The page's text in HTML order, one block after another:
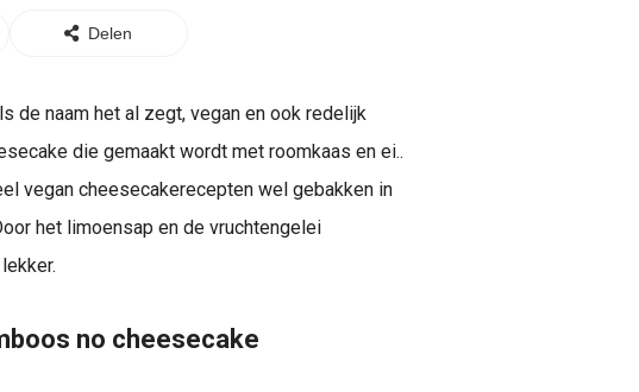
Delen
de naam het al zegt, vegan en ook redelijk
die gemaakt wordt met roomkaas en ei..
vegan cheesecakerecepten wel gebakken in
het limoensap en de vruchtengelei
no cheesecake